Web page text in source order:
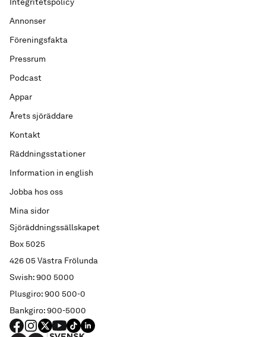
Sjöräddningssällskapet
Box 5025
426 05 Västra Frölunda
Swish: 900 5000
Plusgiro: 900 500-0
Bankgiro: 900-5000
Annonser
Föreningsfakta
Pressrum
Podcast
Appar
Årets sjöräddare
Kontakt
Räddningsstationer
Information in english
Jobba hos oss
Mina sidor
FACEBOOK
Instagram
X YouTube
TIKTOKLINKED IN